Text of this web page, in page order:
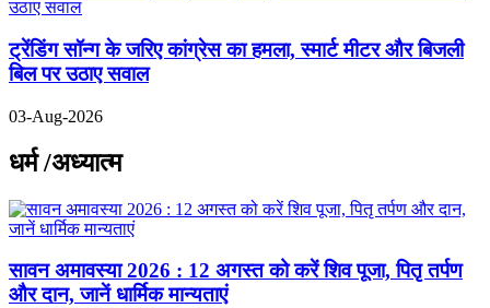
ट्रेंडिंग सॉन्ग के जरिए कांग्रेस का हमला, स्मार्ट मीटर और बिजली
बिल पर उठाए सवाल
03-Aug-2026
धर्म /अध्यात्म
सावन अमावस्या 2026 : 12 अगस्त को करें शिव पूजा, पितृ तर्पण
और दान, जानें धार्मिक मान्यताएं